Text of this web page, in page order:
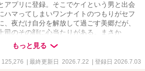
アプリに登録。そこでケイという男と出会
ハマってしまいワンナイトのつもりがセフ
、夜だけ自分を解放して過ごす美郷だが、
司のその顔に心当たりがある。まさか
ない、ドSな性格のケイと穏やかで優しそ
似ても似つかない。 同一人物？ 他人の空
、自分の正体が絶対にバレるわけにはいか
もっと見る
125,276 | 最終更新日 2026.7.22 | 登録日 2026.7.03